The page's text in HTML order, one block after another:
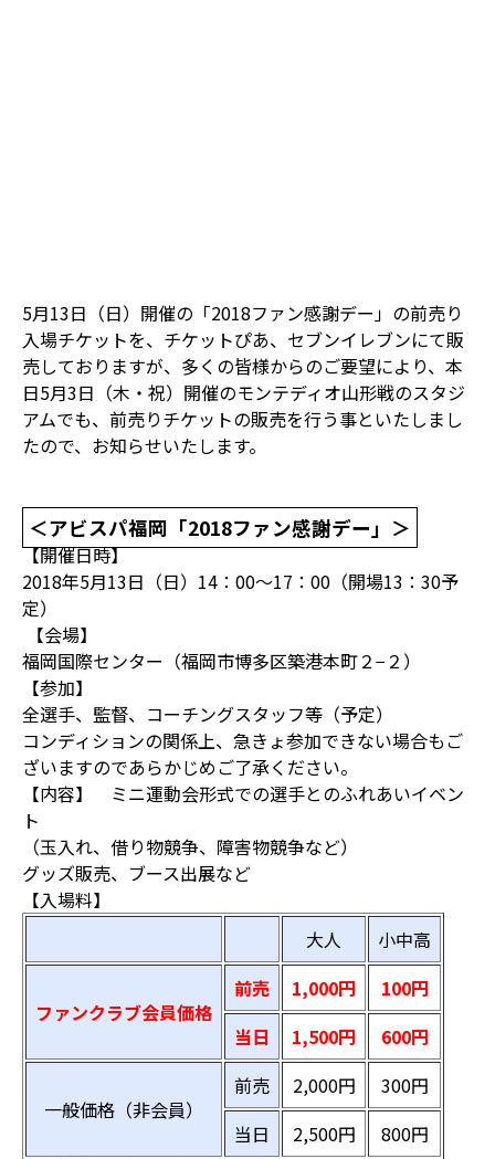
5月13日（日）開催の「2018ファン感謝デー」の前売り
入場チケットを、チケットぴあ、セブンイレブンにて販
売しておりますが、多くの皆様からのご要望により、本
日5月3日（木・祝）開催のモンテディオ山形戦のスタジ
アムでも、前売りチケットの販売を行う事といたしまし
たので、お知らせいたします。
＜アビスパ福岡「2018ファン感謝デー」＞
【開催日時】
2018年5月13日（日）14：00～17：00（開場13：30予
定）
【会場】
福岡国際センター（福岡市博多区築港本町２−２）
【参加】
全選手、監督、コーチングスタッフ等（予定）
コンディションの関係上、急きょ参加できない場合もご
ざいますのであらかじめご了承ください。
【内容】 ミニ運動会形式での選手とのふれあいイベン
ト
（玉入れ、借り物競争、障害物競争など）
グッズ販売、ブース出展など
【入場料】
大人
小中高
ファンクラブ会員価格
前売 1,000円
100円
当日
1,500円 600円
一般価格（非会員）
前売 2,000円
300円
当日
2,500円
800円